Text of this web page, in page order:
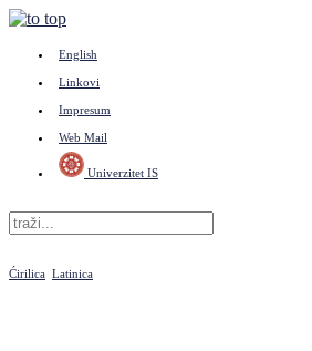
English
Linkovi
Impresum
Web Mail
Univerzitet IS
Ćirilica Latinica